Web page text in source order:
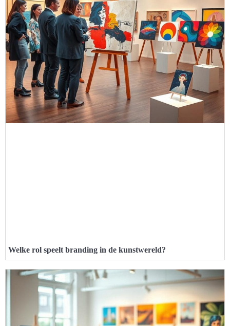
Welke rol speelt branding in de kunstwereld?